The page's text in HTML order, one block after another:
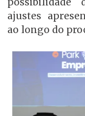
ajustes
ao longo do